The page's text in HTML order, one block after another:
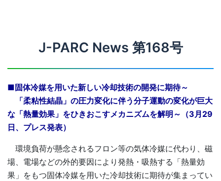
J-PARC News 第168号
■固体冷媒を用いた新しい冷却技術の開発に期待～
「柔粘性結晶」の圧力変化に伴う分子運動の変化が巨大
な「熱量効果」をひきおこすメカニズムを解明～（3月29
日、プレス発表）
環境負荷が懸念されるフロン等の気体冷媒に代わり、磁
場、電場などの外的要因により発熱・吸熱する「熱量効
果」をもつ固体冷媒を用いた冷却技術に期待が集まってい